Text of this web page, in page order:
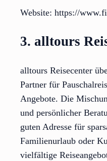
Website: https://
3. alltours
alltours Reisecenter
Partner für
Angebote. Die
und persönlicher
guten Adresse für
Familienurlaub oder
vielfältige